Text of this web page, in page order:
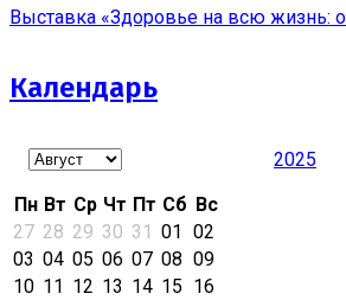
Выставка «Здоровье на всю жизнь:
Календарь
2025
Пн Вт Ср Чт Пт Сб Вс
27 28 29 30 31 01 02
03 04 05 06 07 08 09
10 11 12 13 14 15 16